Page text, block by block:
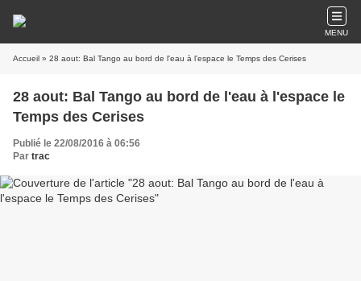
MENU
Accueil » 28 aout: Bal Tango au bord de l'eau à l'espace le Temps des Cerises
28 aout: Bal Tango au bord de l'eau à l'espace le
Temps des Cerises
Publié le 22/08/2016 à 06:56
Par trac